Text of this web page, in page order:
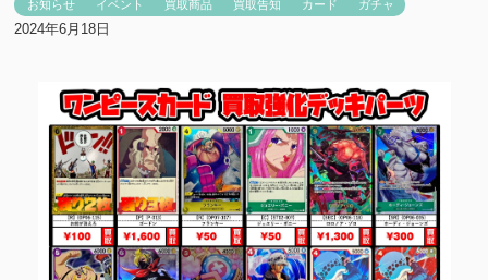
お知らせ イベント 買取商品 買取告知 カード ガチャ
2024年6月18日